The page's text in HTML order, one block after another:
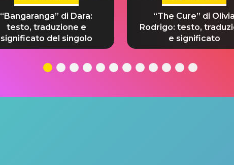
“Bangaranga” di Dara:
testo, traduzione e
significato del singolo
“The Cure” di Olivia
Rodrigo: testo,
e significato